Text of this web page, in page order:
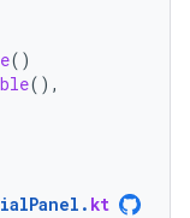
()
(),
. kt